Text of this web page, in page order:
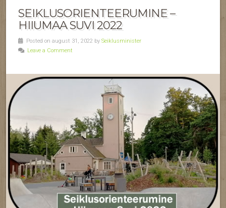
SEIKLUSORIENTEERUMINE –
HIIUMAA SUVI 2022
Posted on august 31, 2022 by Seiklusminister
Leave a Comment